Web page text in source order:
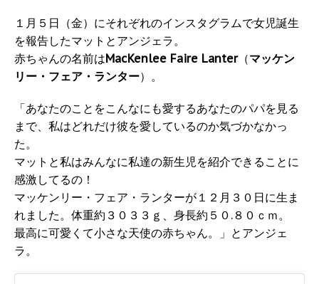
１月５日（金）にそれぞれのインスタグラムで女児誕生
を報告したマットとアンジェラ。
赤ちゃんの名前はMacKenlee Faire Lanter（マッケン
リー・フェア・ランター）。
「あなたのことをこんなにも愛するあなたのパパを見る
まで、私はどれだけ彼を愛しているのか気づかなかっ
た。
マットと私はみんなに私達の新生児を紹介できることに
感激してるの！
マッケンリー・フェア・ランターが１２月３０日に生ま
れました。体重約３０３３ｇ、身長約５０.８０ｃｍ。
最高に可愛くて小さな天使の赤ちゃん。」とアンジェ
ラ。